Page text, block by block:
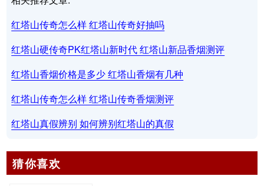
红塔山传奇怎么样 红塔山传奇好抽吗
红塔山硬传奇PK红塔山新时代 红塔山新品香烟测评
红塔山香烟价格是多少 红塔山香烟有几种
红塔山传奇怎么样 红塔山传奇香烟测评
红塔山真假辨别 如何辨别红塔山的真假
猜你喜欢